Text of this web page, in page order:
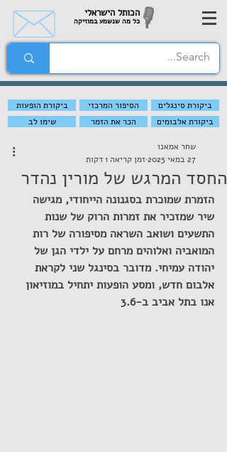
הכותל הישראלי
כל מה שנשמע במוזיקה
ביקורת הופעות הסיפור המרכזי
ביקורת סינגלים
שימו לב
הכר את הזמר ביקורת אלבומים
החסד המרגש של מורין נהדר
שחר אמאנו
27 במאי 2025
זמן קריאה 1 דקות
הזמרת שמוכרת בסגנונה הייחודי, מגישה
שיר שמזכיר את זמרות הרוק של שנות
התשעים ושואב השראה מסיפורה של רות
המואביה ואלוהים מרחם על ילדי הגן של
יהודה עמיחי. מדובר בסינגל שני לקראת
אלבום חדש, ומסע הופעות יתחיל במוזיאון
אנו בתל אביב ב-3.6